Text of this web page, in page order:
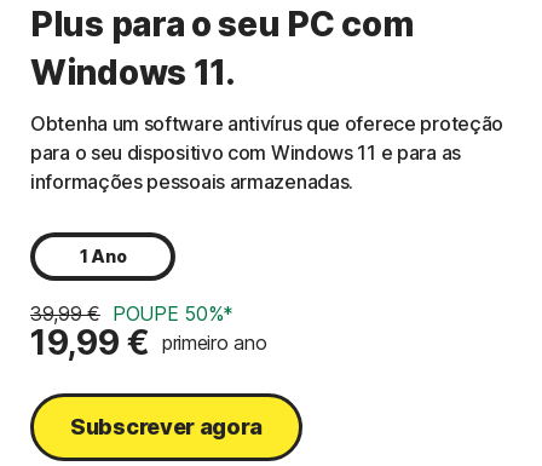
Plus para o seu PC com
Windows 11.
Obtenha um software antivírus que oferece proteção
para o seu dispositivo com Windows 11 e para as
informações pessoais armazenadas.
1 Ano
39,99 € POUPE 50%*
19,99 € primeiro ano
Subscrever agora